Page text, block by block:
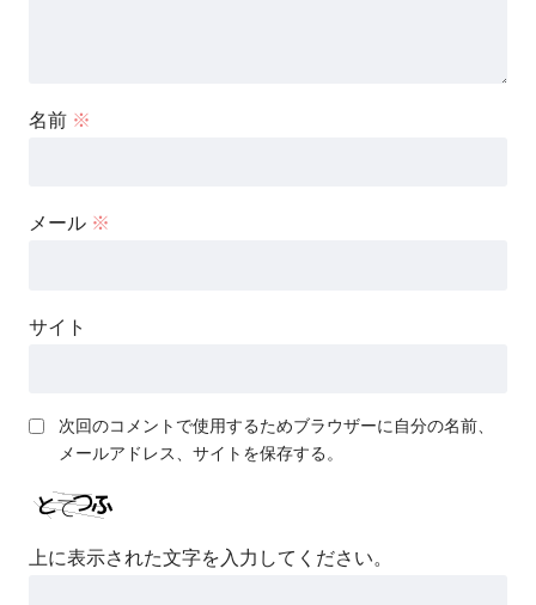
名前 ※
メール ※
サイト
次回のコメントで使用するためブラウザーに自分の名前、
メールアドレス、サイトを保存する。
上に表示された文字を入力してください。